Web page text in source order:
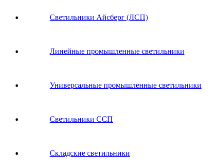
Светильники Айсберг (ЛСП)
Линейные промышленные светильники
Универсальные промышленные светильники
Светильники ССП
Складские светильники